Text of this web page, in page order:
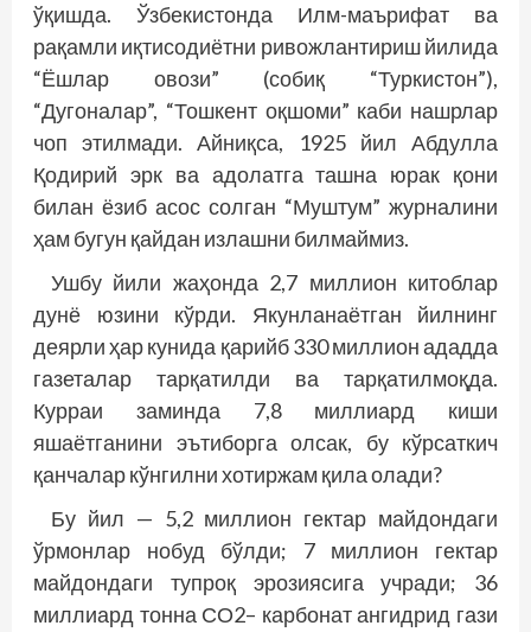
ўқишда. Ўзбекистонда Илм-маърифат ва
рақамли иқтисодиётни ривожлантириш йилида
“Ёшлар овози” (собиқ “Туркистон”),
“Дугоналар”, “Тошкент оқшоми” каби нашрлар
чоп этилмади. Айниқса, 1925 йил Абдулла
Қодирий эрк ва адолатга ташна юрак қони
билан ёзиб асос солган “Муштум” журналини
ҳам бугун қайдан излашни билмаймиз.
Ушбу йили жаҳонда 2,7 миллион китоблар
дунё юзини кўрди. Якунланаётган йилнинг
деярли ҳар кунида қарийб 330 миллион ададда
газеталар тарқатилди ва тарқатилмоқда.
Курраи заминда 7,8 миллиард киши
яшаётганини эътиборга олсак, бу кўрсаткич
қанчалар кўнгилни хотиржам қила олади?
Бу йил — 5,2 миллион гектар майдондаги
ўрмонлар нобуд бўлди; 7 миллион гектар
майдондаги тупроқ эрозиясига учради; 36
миллиард тонна СО2– карбонат ангидрид гази